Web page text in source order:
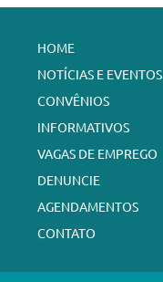
HOME
NOTÍCIAS E EVENTOS
CONVÊNIOS
INFORMATIVOS
VAGAS DE EMPREGO
DENUNCIE
AGENDAMENTOS
CONTATO